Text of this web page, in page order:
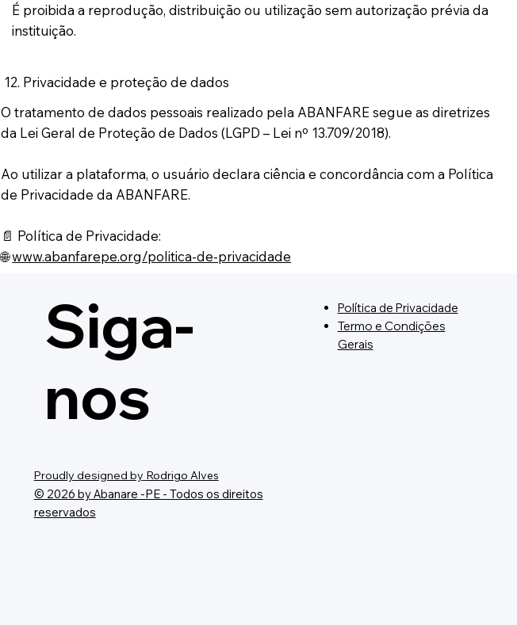
É proibida a reprodução, distribuição ou utilização sem autorização prévia da
instituição.
12. Privacidade e proteção de dados
O tratamento de dados pessoais realizado pela ABANFARE segue as diretrizes
da Lei Geral de Proteção de Dados (LGPD – Lei nº 13.709/2018).
Ao utilizar a plataforma, o usuário declara ciência e concordância com a Política
de Privacidade da ABANFARE.
📄 Política de Privacidade:
🌐www.abanfarepe.org/politica-de-privacidade
Siga-
nos
Proudly designed by Rodrigo Alves
© 2026 by Abanare -PE - Todos os direitos
reservados
Política de Privacidade
Termo e Condições
Gerais